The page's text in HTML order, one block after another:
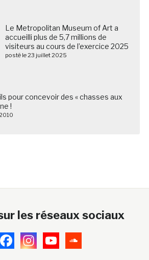
Le Metropolitan Museum of Art a
accueilli plus de 5,7 millions de
visiteurs au cours de l’exercice 2025
posté le 23 juillet 2025
pour concevoir des « chasses aux
!
les réseaux sociaux